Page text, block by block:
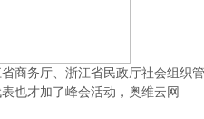
商务厅、浙江省民政厅社会组织
也才加了峰会活动，奥维云网